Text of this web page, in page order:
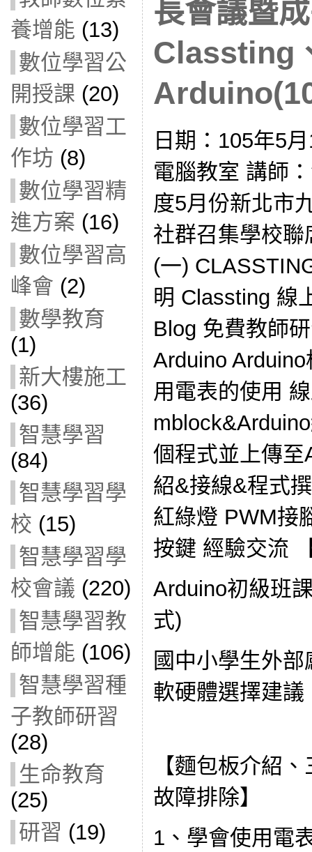
養增能 (13)
數位學習公
開授課 (20)
數位學習工
作坊 (8)
數位學習精
進方案 (16)
數位學習高
峰會 (2)
數學教育
(1)
新大樓施工
(36)
智慧學習
(84)
智慧學習學
校 (15)
智慧學習學
校會議 (220)
智慧學習教
師增能 (106)
智慧學習種
子教師研習
(28)
生命教育
(25)
研習 (19)
長會議暨
Classting
日期：105年5
電腦教室 講師
度5月份新北市
社群召集學校
(一)
明 Classting 線
Blog 免費教師
Arduino
用電表的使用
個程式並上傳
紹&接線&程式
紅綠燈 PWM接
按鍵 經驗交流
Arduino初級班
式)
國中小學生外
軟硬體選擇建議
【麵包板介紹
故障排除】
1、學會使用電